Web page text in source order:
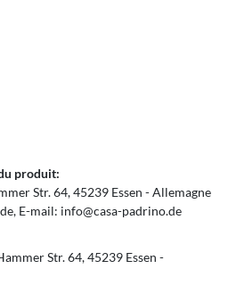
produit:
Str.64 45239 Essen
Allemagne
E-mail: info@casa-padrino.de
Str.64 45239 Essen